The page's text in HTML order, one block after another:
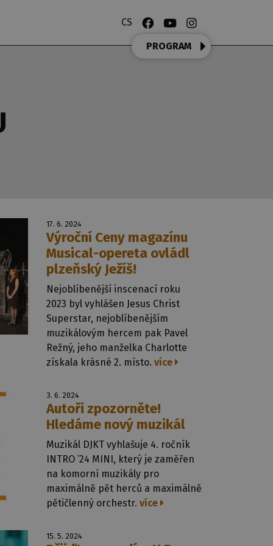
CS
PROGRAM
17. 6. 2024
Výroční Ceny magazínu
Musical-opereta ovládl
plzeňský Ježíš!
Nejoblíbenější inscenací roku
2023 byl vyhlášen Jesus Christ
Superstar, nejoblíbenějším
muzikálovým hercem pak Pavel
Režný, jeho manželka Charlotte
získala krásné 2. místo. více
3. 6. 2024
Autoři zpozorněte!
Hledáme nový muzikál
Muzikál DJKT vyhlašuje 4. ročník
INTRO ’24 MINI, který je zaměřen
na komorní muzikály pro
maximálně pět herců a maximálně
pětičlenný orchestr. více
15. 5. 2024